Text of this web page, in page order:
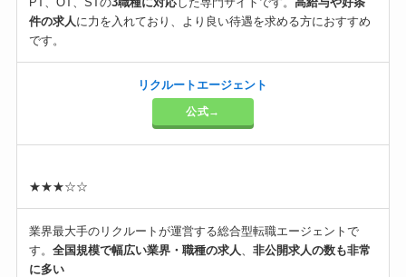
件の求人 に力を入れており、より良い待遇を求める方におすすめ
です。
リクルートエージェント
公式→
★★★☆☆
業界最大手のリクルートが運営する総合型転職エージェントで
す。全国規模で幅広い業界・職種の求人 、非公開求人の数も非常
に多い